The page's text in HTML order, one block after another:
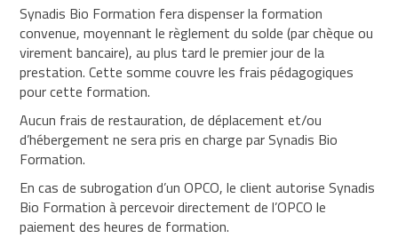
Synadis Bio Formation fera dispenser la formation
convenue, moyennant le règlement du solde (par chèque ou
virement bancaire), au plus tard le premier jour de la
prestation. Cette somme couvre les frais pédagogiques
pour cette formation.
Aucun frais de restauration, de déplacement et/ou
d’hébergement ne sera pris en charge par Synadis Bio
Formation.
En cas de subrogation d’un OPCO, le client autorise Synadis
Bio Formation à percevoir directement de l’OPCO le
paiement des heures de formation.